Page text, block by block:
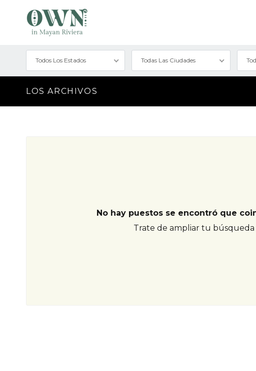
Todos Los Estados Todas Las Ciudades
LOS ARCHIVOS
No hay puestos se encontró que
Trate de ampliar tu